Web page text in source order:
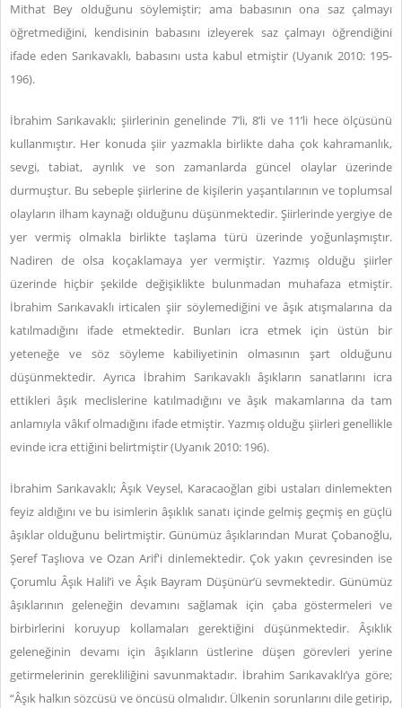
Mithat Bey olduğunu söylemiştir; ama babasının ona saz çalmayı
öğretmediğini, kendisinin babasını izleyerek saz çalmayı öğrendiğini
ifade eden Sarıkavaklı, babasını usta kabul etmiştir (Uyanık 2010: 195-
196).
İbrahim Sarıkavaklı; şiirlerinin genelinde 7’li, 8’li ve 11’li hece ölçüsünü
kullanmıştır. Her konuda şiir yazmakla birlikte daha çok kahramanlık,
sevgi, tabiat, ayrılık ve son zamanlarda güncel olaylar üzerinde
durmuştur. Bu sebeple şiirlerine de kişilerin yaşantılarının ve toplumsal
olayların ilham kaynağı olduğunu düşünmektedir. Şiirlerinde yergiye de
yer vermiş olmakla birlikte taşlama türü üzerinde yoğunlaşmıştır.
Nadiren de olsa koçaklamaya yer vermiştir. Yazmış olduğu şiirler
üzerinde hiçbir şekilde değişiklikte bulunmadan muhafaza etmiştir.
İbrahim Sarıkavaklı irticalen şiir söylemediğini ve âşık atışmalarına da
katılmadığını ifade etmektedir. Bunları icra etmek için üstün bir
yeteneğe ve söz söyleme kabiliyetinin olmasının şart olduğunu
düşünmektedir. Ayrıca İbrahim Sarıkavaklı âşıkların sanatlarını icra
ettikleri âşık meclislerine katılmadığını ve âşık makamlarına da tam
anlamıyla vâkıf olmadığını ifade etmiştir. Yazmış olduğu şiirleri genellikle
evinde icra ettiğini belirtmiştir (Uyanık 2010: 196).
İbrahim Sarıkavaklı; Âşık Veysel, Karacaoğlan gibi ustaları dinlemekten
feyiz aldığını ve bu isimlerin âşıklık sanatı içinde gelmiş geçmiş en güçlü
âşıklar olduğunu belirtmiştir. Günümüz âşıklarından Murat Çobanoğlu,
Şeref Taşlıova ve Ozan Arif'i dinlemektedir. Çok yakın çevresinden ise
Çorumlu Âşık Halil’i ve Âşık Bayram Düşünür’ü sevmektedir. Günümüz
âşıklarının geleneğin devamını sağlamak için çaba göstermeleri ve
birbirlerini koruyup kollamaları gerektiğini düşünmektedir. Âşıklık
geleneğinin devamı için âşıkların üstlerine düşen görevleri yerine
getirmelerinin gerekliliğini savunmaktadır. İbrahim Sarıkavaklı’ya göre;
“Âşık halkın sözcüsü ve öncüsü olmalıdır. Ülkenin sorunlarını dile getirip,